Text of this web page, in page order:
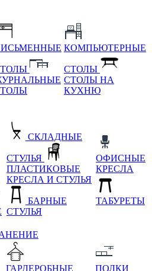
КОМПЬЮТЕРНЫЕ
СТОЛЫ
СТОЛЫ НА
КУХНЮ
СКЛАДНЫЕ
СТУЛЬЯ
ПЛАСТИКОВЫЕ
КРЕСЛА И СТУЛЬЯ
БАРНЫЕ
СТУЛЬЯ
ОФИСНЫЕ
КРЕСЛА
ТАБУРЕТЫ
ГАРДЕРОБНЫЕ
ПОЛКИ